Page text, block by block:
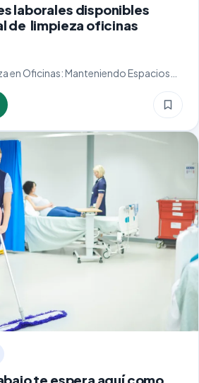
laborales disponibles
de limpieza oficinas
en Oficinas: Manteniendo Espacios
y Productivos El cargo de personal
es esencial para garantizar un